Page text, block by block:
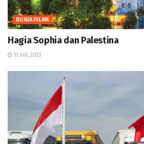
DUNIA ISLAM
Hagia Sophia dan Palestina
13 Juli, 2023